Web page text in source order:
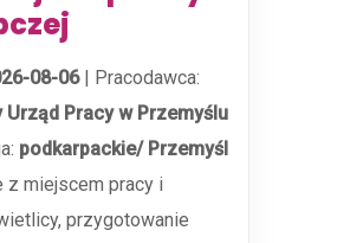
08-06| Pracodawca:
Urząd Pracy w Przemyślu
podkarpackie/ Przemyśl
z miejscem pracy i
przygotowanie